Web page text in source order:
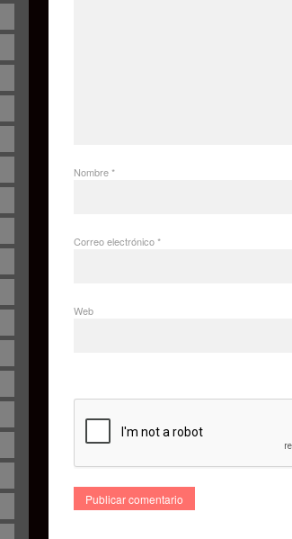
Nombre*
Correo electrónico*
Web